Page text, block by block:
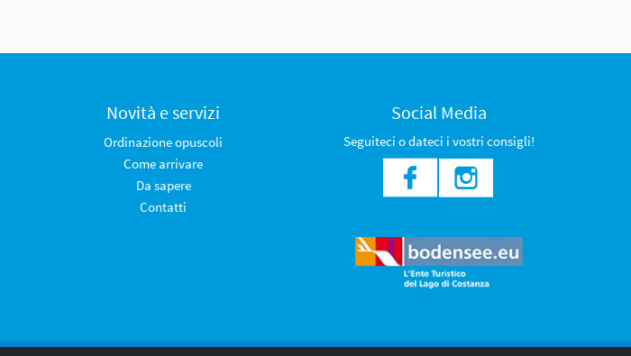
Novità e servizi
Ordinazione opuscoli
Come arrivare
Da sapere
Contatti
Social Media
Seguiteci o dateci i vostri consigli!